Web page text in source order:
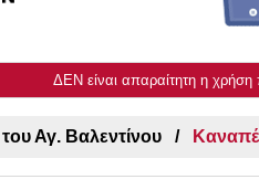
ΔΕΝ είναι απαραίτητη η
Αγ. Βαλεντίνου